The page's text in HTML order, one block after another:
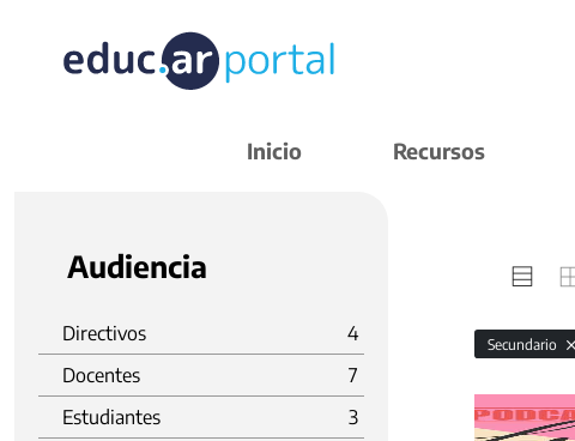
Inicio Recursos
Audiencia
Directivos
4
Docentes
7
Estudiantes
3
Secundario